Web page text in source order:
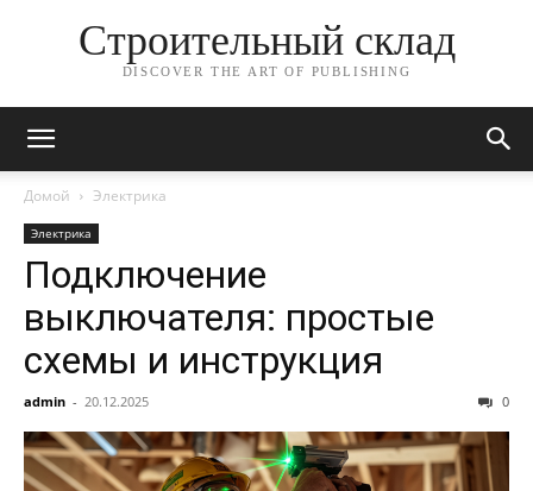
Строительный склад
DISCOVER THE ART OF PUBLISHING
Домой Электрика
Электрика
Подключение
выключателя: простые
схемы и инструкция
admin - 20.12.2025 0